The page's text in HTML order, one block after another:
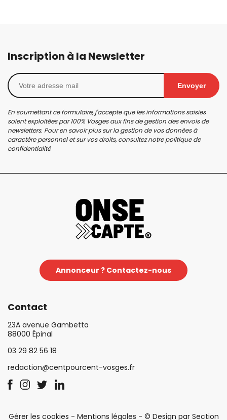
Inscription à la Newsletter
Envoyer
En soumettant ce formulaire, j'accepte que les informations saisies
soient exploitées par 100% Vosges aux fins de gestion des envois de
newsletters. Pour en savoir plus sur la gestion de vos données à
caractère personnel et sur vos droits, consultez notrepolitique de
confidentialité
Annonceur ? Contactez-nous
Contact
23A avenue Gambetta
88000 Épinal
03 29 82 56 18
redaction@centpourcent-vosges.fr
Gérer les cookies - Mentions légales - © Design par Section